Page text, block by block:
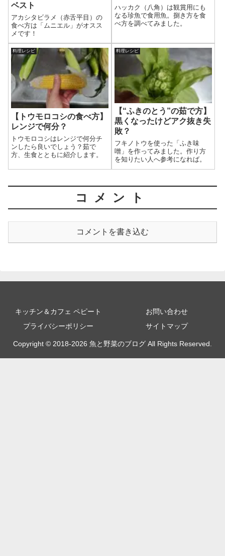
ベスト
アカシタビラメ（赤舌平目）の
食べ方は「ムニエル」がオスス
メです！
ハッカク（八角）は観賞用にも
なる珍魚で食用魚。捌き方を食
べ方を調べてみました。
料理レシピ
【トウモロコシの食べ方】
レンジで何分？
トウモロコシはレンジで何分チ
ンしたら良いでしょう？茹で
方、生食とともに紹介します。
料理レシピ
【“ふきのとう”の茹で方】
黒くなったけどアク抜き失
敗？
フキノトウを使った「ふき味
噌」を作ってみました。作り方
を知りたい人へ参考になれば。
コメント
コメントを書き込む
キッチン＆カフェ ペピート
お問い合わせ
プライバシーポリシー
サイトマップ
Copyright © 2018-2026 魚と野菜のブログ All Rights Reserved.